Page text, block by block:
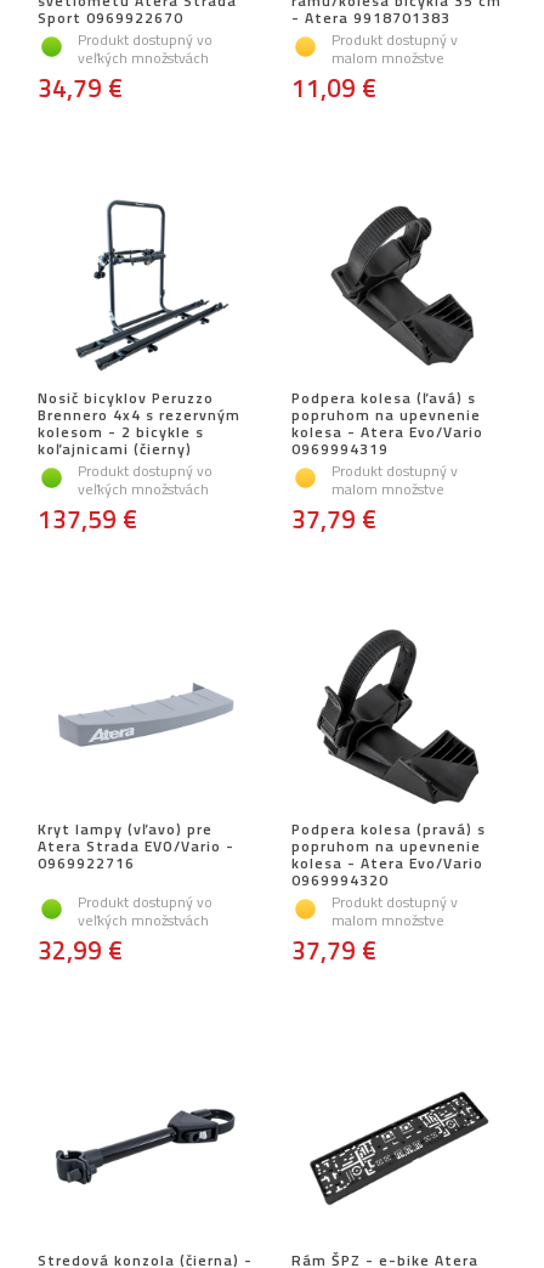
Sport 0969922670
Produkt dostupný vo
veľkých množstvách
34,79 €
- Atera 9918701383
Produkt dostupný v
malom množstve
11,09 €
Nosič bicyklov Peruzzo
Brennero 4x4 s rezervným
kolesom - 2 bicykle s
koľajnicami (čierny)
Produkt dostupný vo
veľkých množstvách
137,59 €
Podpera kolesa (ľavá) s
popruhom na upevnenie
kolesa - Atera Evo/Vario
0969994319
Produkt dostupný v
malom množstve
37,79 €
Kryt lampy (vľavo) pre
Atera Strada EVO/Vario -
0969922716
Produkt dostupný vo
veľkých množstvách
32,99 €
Podpera kolesa (pravá) s
popruhom na upevnenie
kolesa - Atera Evo/Vario
0969994320
Produkt dostupný v
malom množstve
37,79 €
Stredová konzola (čierna) - Rám ŠPZ - e-bike Atera